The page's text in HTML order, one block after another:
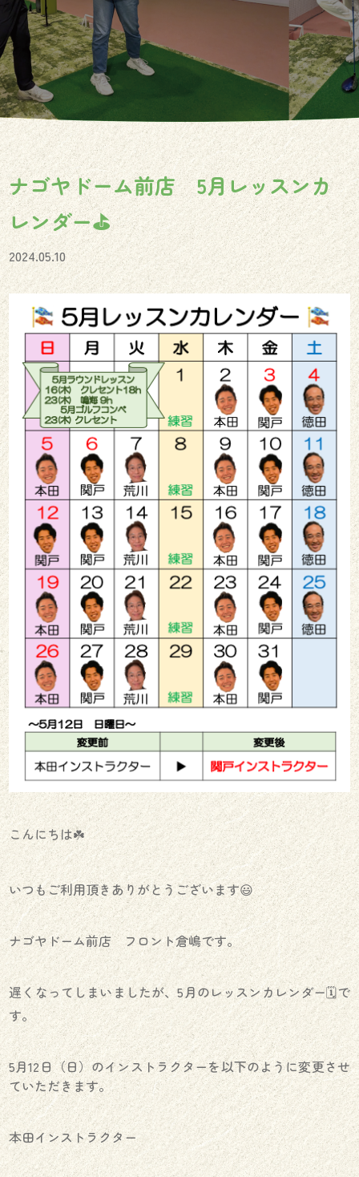
ナゴヤドーム前店 5月レッスンカ
レンダー⛳️
2024.05.10
こんにちは☘️
いつもご利用頂きありがとうございます😃
ナゴヤドーム前店 フロント倉嶋です。
遅くなってしまいましたが、5月のレッスンカレンダー🗓️で
す。
5月12日（日）のインストラクターを以下のように変更させ
ていただきます。
本田インストラクター